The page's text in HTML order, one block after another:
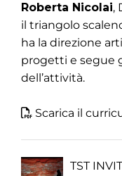
Roberta Nicolai,
il triangolo
ha la direzione
progetti e segue
dell’attività.
Scarica il
TST